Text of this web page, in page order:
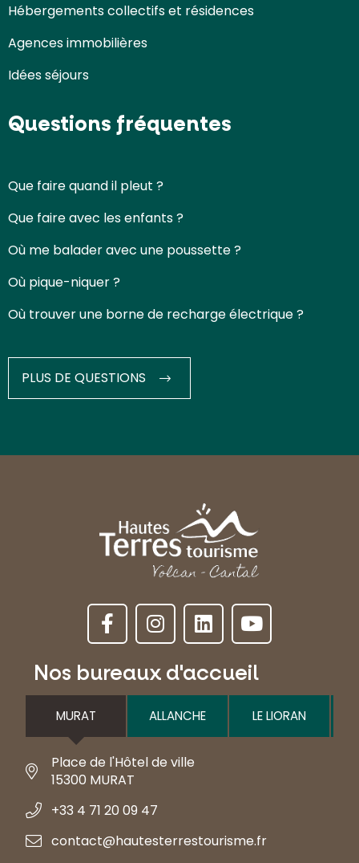
Hébergements collectifs et résidences
Agences immobilières
Idées séjours
Questions fréquentes
Que faire quand il pleut ?
Que faire avec les enfants ?
Où me balader avec une poussette ?
Où pique-niquer ?
Où trouver une borne de recharge électrique ?
PLUS DE QUESTIONS
Nos bureaux d'accueil
MURAT ALLANCHE LE LIORAN
Place de l'Hôtel de ville
15300 MURAT
+33 4 71 20 09 47
contact@hautesterrestourisme.fr